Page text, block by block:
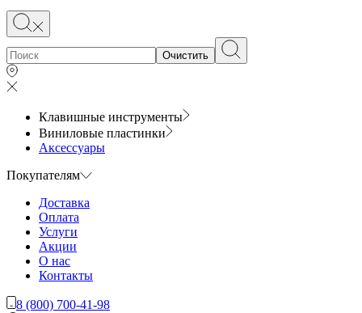
Очистить
Клавишные инструменты
Виниловые пластинки
Аксессуары
Покупателям
Доставка
Оплата
Услуги
Акции
О нас
Контакты
8 (800) 700-41-98